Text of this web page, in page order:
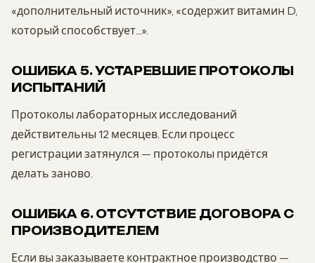
«дополнительный источник», «содержит витамин D,
который способствует…».
ОШИБКА 5. УСТАРЕВШИЕ ПРОТОКОЛЫ
ИСПЫТАНИЙ
Протоколы лабораторных исследований
действительны 12 месяцев. Если процесс
регистрации затянулся — протоколы придётся
делать заново.
ОШИБКА 6. ОТСУТСТВИЕ ДОГОВОРА С
ПРОИЗВОДИТЕЛЕМ
Если вы заказываете контрактное производство —